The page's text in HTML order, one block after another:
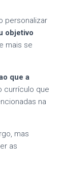
personalizar
objetivo
mais se
que a
currículo que
na
mas
as